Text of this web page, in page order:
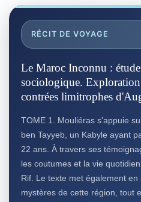
RÉCIT DE VOYAGE
Le Maroc Inconnu :
sociologique.
contrées limitrophes
TOME 1. Mouliéras s'appuie
ben Tayyeb, un Kabyle ayant
22 ans. À travers ses
les coutumes et la vie
Rif. Le texte met également
mystères de cette région, tout